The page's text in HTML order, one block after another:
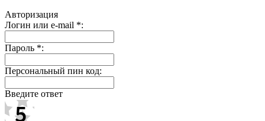
Авторизация
Логин или e-mail *:
Пароль *:
Персональный пин код:
Введите ответ